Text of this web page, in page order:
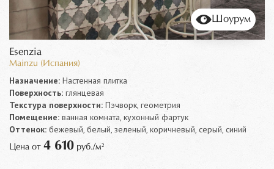
Шоурум
Esenzia
Mainzu (Испания)
Назначение: Настенная плитка
Поверхность: глянцевая
Текстура поверхности: Пэчворк, геометрия
Помещение: ванная комната, кухонный фартук
Оттенок: бежевый, белый, зеленый, коричневый, серый, синий
Цена от 4 610 руб./м²